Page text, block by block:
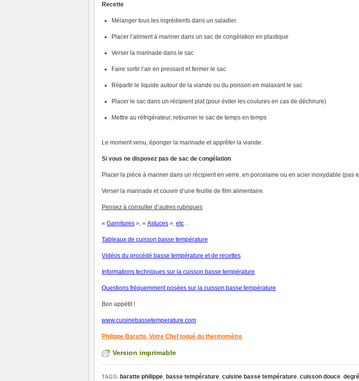
Recette
Mélanger tous les ingrédients dans un saladier.
Placer l’aliment à mariner dans un sac de congélation en plastique
Verser la marinade dans le sac
Faire sortir l’air en pressant et fermer le sac
Répartir le liquide autour de la viande ou du poisson en malaxant le sac
Placer le sac dans un récipient plat (pour éviter les coulures en cas de déchirure)
Mettre au réfrigérateur, retourner le sac de temps en temps
Le moment venu, éponger la marinade et apprêter la viande.
Si vous ne disposez pas de sac de congélation
Placer la pièce à mariner dans un récipient en verre, en porcelaine ou en acier inoxydable (pas
Verser la marinade et couvrir d’une feuille de film alimentaire.
Pensez à consulter d’autres rubriques
« Garnitures », « Astuces », etc…
Tableaux de cuisson basse température
Vidéos du procédé basse température et de recettes
Informations techniques sur la cuisson basse température
Questions fréquemment posées sur la cuisson basse température
Bon appétit !
www.cuisinebassetemperature.com
Philippe Baratte, Votre Chef toqué du thermomètre
Version imprimable
TAGS: baratte philippe, basse température, cuisine basse température, cuisson douce,